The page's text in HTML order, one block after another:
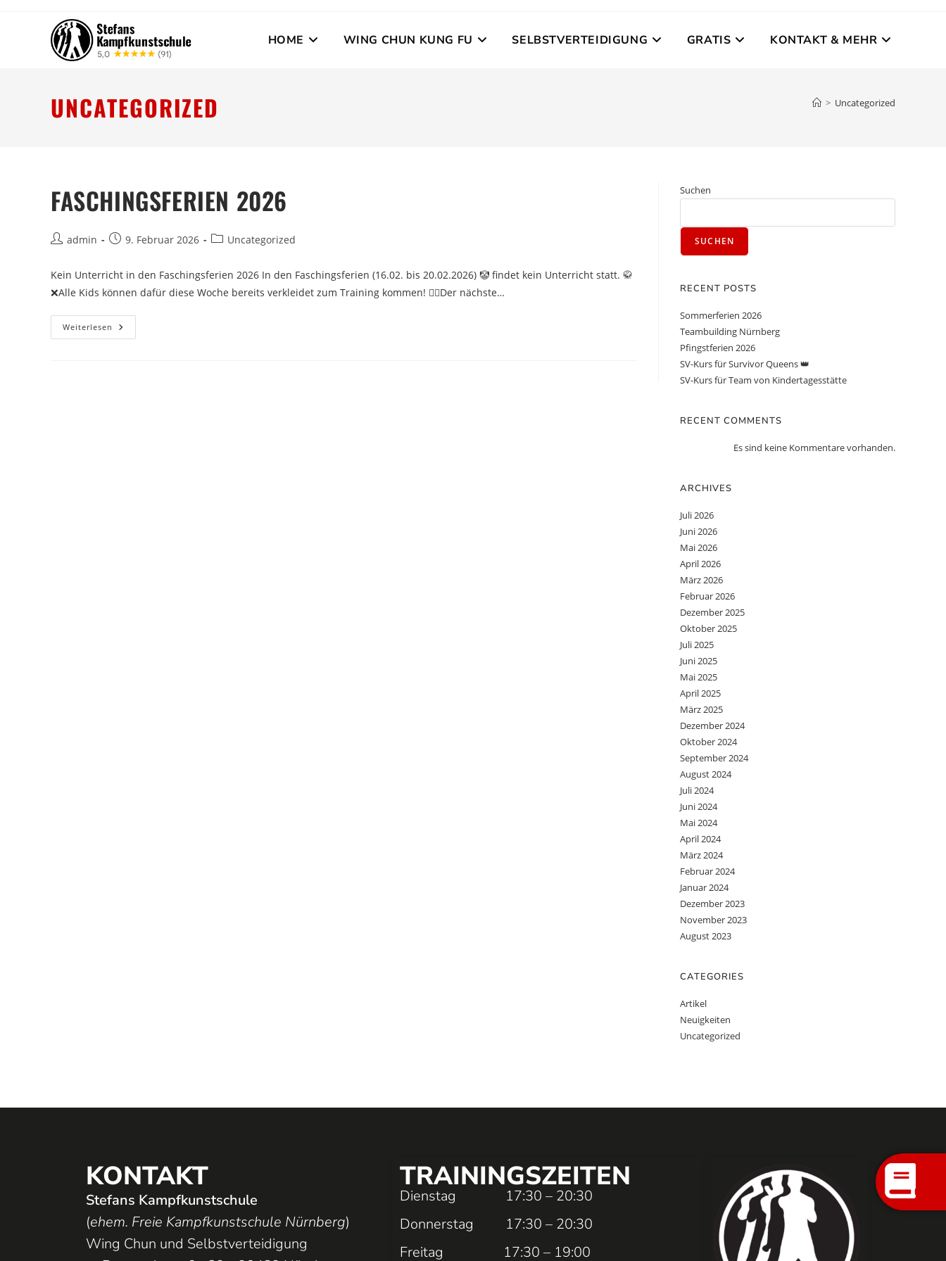
HOME WING CHUN KUNG FU SELBSTVERTEIDIGUNG GRATIS KONTAKT & MEHR
UNCATEGORIZED > Uncategorized
FASCHINGSFERIEN 2026
admin 9. Februar 2026 Uncategorized
Kein Unterricht in den Faschingsferien 2026 In den Faschingsferien (16.02. bis 20.02.2026) 🤡 findet kein Unterricht statt. 🥋
❌Alle Kids können dafür diese Woche bereits verkleidet zum Training kommen! 🧚‍♀️Der nächste…
Weiterlesen
Suchen
SUCHEN
RECENT POSTS
Sommerferien 2026
Teambuilding Nürnberg
Pfingstferien 2026
SV-Kurs für Survivor Queens 👑
SV-Kurs für Team von Kindertagesstätte
RECENT COMMENTS
Es sind keine Kommentare vorhanden.
ARCHIVES
Juli 2026
Juni 2026
Mai 2026
April 2026
März 2026
Februar 2026
Dezember 2025
Oktober 2025
Juli 2025
Juni 2025
Mai 2025
April 2025
März 2025
Dezember 2024
Oktober 2024
September 2024
August 2024
Juli 2024
Juni 2024
Mai 2024
April 2024
März 2024
Februar 2024
Januar 2024
Dezember 2023
November 2023
August 2023
CATEGORIES
Artikel
Neuigkeiten
Uncategorized
KONTAKT
Stefans Kampfkunstschule
(ehem. Freie Kampfkunstschule Nürnberg)
Wing Chun und Selbstverteidigung
TRAININGS­ZEITEN
Dienstag 17:30 – 20:30
Donnerstag 17:30 – 20:30
Freitag 17:30 – 19:00